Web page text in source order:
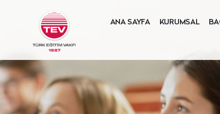
ANA SAYFA KURUMSAL